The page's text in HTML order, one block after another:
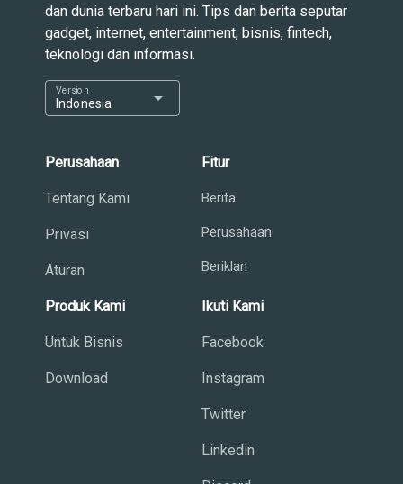
dan dunia terbaru hari ini. Tips dan berita seputar
gadget, internet, entertainment, bisnis, fintech,
teknologi dan informasi.
Indonesia
Version arrow_drop_down
Perusahaan
Tentang Kami
Privasi
Aturan
Fitur
Berita
Perusahaan
Beriklan
Produk Kami
Untuk Bisnis
Download
Ikuti Kami
Facebook
Instagram
Twitter
Linkedin